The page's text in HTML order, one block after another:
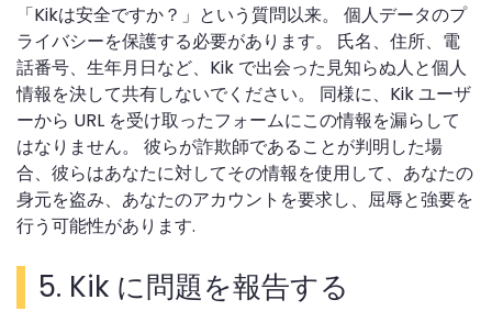
「Kikは安全ですか？」という質問以来。 個人データのプ
ライバシーを保護する必要があります。 氏名、住所、電
話番号、生年月日など、Kik で出会った見知らぬ人と個人
情報を決して共有しないでください。 同様に、Kik ユーザ
ーから URL を受け取ったフォームにこの情報を漏らして
はなりません。 彼らが詐欺師であることが判明した場
合、彼らはあなたに対してその情報を使用して、あなたの
身元を盗み、あなたのアカウントを要求し、屈辱と強要を
行う可能性があります.
5. Kik に問題を報告する